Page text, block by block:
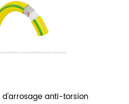
d'arrosage anti-torsion